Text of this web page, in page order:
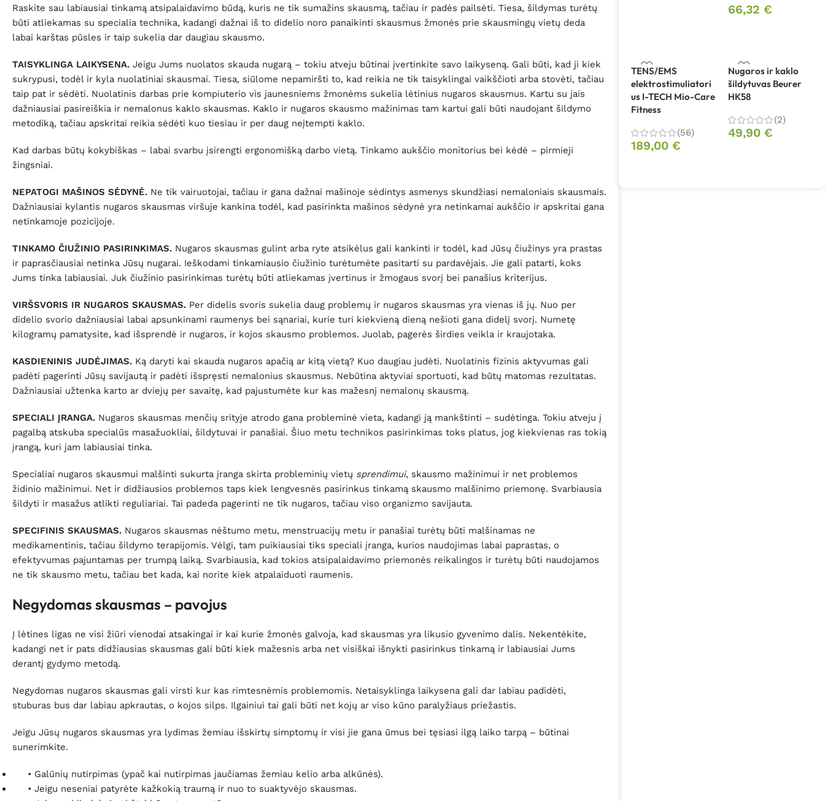
Raskite sau labiausiai tinkamą atsipalaidavimo būdą, kuris ne tik sumažins skausmą, tačiau ir padės pailsėti. Tiesa, šildymas turėtų
būti atliekamas su specialia technika, kadangi dažnai iš to didelio noro panaikinti skausmus žmonės prie skausmingų vietų deda
labai karštas pūsles ir taip sukelia dar daugiau skausmo.
TAISYKLINGA LAIKYSENA. Jeigu Jums nuolatos skauda nugarą – tokiu atveju būtinai įvertinkite savo laikyseną. Gali būti, kad ji kiek
sukrypusi, todėl ir kyla nuolatiniai skausmai. Tiesa, siūlome nepamiršti to, kad reikia ne tik taisyklingai vaikščioti arba stovėti, tačiau
taip pat ir sėdėti. Nuolatinis darbas prie kompiuterio vis jaunesniems žmonėms sukelia lėtinius nugaros skausmus. Kartu su jais
dažniausiai pasireiškia ir nemalonus kaklo skausmas. Kaklo ir nugaros skausmo mažinimas tam kartui gali būti naudojant šildymo
metodiką, tačiau apskritai reikia sėdėti kuo tiesiau ir per daug neįtempti kaklo.
Kad darbas būtų kokybiškas – labai svarbu įsirengti ergonomišką darbo vietą. Tinkamo aukščio monitorius bei kėdė – pirmieji
žingsniai.
NEPATOGI MAŠINOS SĖDYNĖ. Ne tik vairuotojai, tačiau ir gana dažnai mašinoje sėdintys asmenys skundžiasi nemaloniais skausmais.
Dažniausiai kylantis nugaros skausmas viršuje kankina todėl, kad pasirinkta mašinos sėdynė yra netinkamai aukščio ir apskritai gana
netinkamoje pozicijoje.
TINKAMO ČIUŽINIO PASIRINKIMAS. Nugaros skausmas gulint arba ryte atsikėlus gali kankinti ir todėl, kad Jūsų čiužinys yra prastas
ir paprasčiausiai netinka Jūsų nugarai. Ieškodami tinkamiausio čiužinio turėtumėte pasitarti su pardavėjais. Jie gali patarti, koks
Jums tinka labiausiai. Juk čiužinio pasirinkimas turėtų būti atliekamas įvertinus ir žmogaus svorį bei panašius kriterijus.
VIRŠSVORIS IR NUGAROS SKAUSMAS. Per didelis svoris sukelia daug problemų ir nugaros skausmas yra vienas iš jų. Nuo per
didelio svorio dažniausiai labai apsunkinami raumenys bei sąnariai, kurie turi kiekvieną dieną nešioti gana didelį svorį. Numetę
kilogramų pamatysite, kad išsprendė ir nugaros, ir kojos skausmo problemos. Juolab, pagerės širdies veikla ir kraujotaka.
KASDIENINIS JUDĖJIMAS. Ką daryti kai skauda nugaros apačią ar kitą vietą? Kuo daugiau judėti. Nuolatinis fizinis aktyvumas gali
padėti pagerinti Jūsų savijautą ir padėti išspręsti nemalonius skausmus. Nebūtina aktyviai sportuoti, kad būtų matomas rezultatas.
Dažniausiai užtenka karto ar dviejų per savaitę, kad pajustumėte kur kas mažesnį nemalonų skausmą.
SPECIALI ĮRANGA. Nugaros skausmas menčių srityje atrodo gana probleminė vieta, kadangi ją mankštinti – sudėtinga. Tokiu atveju į
pagalbą atskuba specialūs masažuokliai, šildytuvai ir panašiai. Šiuo metu technikos pasirinkimas toks platus, jog kiekvienas ras tokią
įrangą, kuri jam labiausiai tinka.
Specialiai nugaros skausmui malšinti sukurta įranga skirta probleminių vietų sprendimui, skausmo mažinimui ir net problemos
židinio mažinimui. Net ir didžiausios problemos taps kiek lengvesnės pasirinkus tinkamą skausmo malšinimo priemonę. Svarbiausia
šildyti ir masažus atlikti reguliariai. Tai padeda pagerinti ne tik nugaros, tačiau viso organizmo savijauta.
SPECIFINIS SKAUSMAS. Nugaros skausmas nėštumo metu, menstruacijų metu ir panašiai turėtų būti malšinamas ne
medikamentinis, tačiau šildymo terapijomis. Vėlgi, tam puikiausiai tiks speciali įranga, kurios naudojimas labai paprastas, o
efektyvumas pajuntamas per trumpą laiką. Svarbiausia, kad tokios atsipalaidavimo priemonės reikalingos ir turėtų būti naudojamos
ne tik skausmo metu, tačiau bet kada, kai norite kiek atpalaiduoti raumenis.
Negydomas skausmas – pavojus
Į lėtines ligas ne visi žiūri vienodai atsakingai ir kai kurie žmonės galvoja, kad skausmas yra likusio gyvenimo dalis. Nekentėkite,
kadangi net ir pats didžiausias skausmas gali būti kiek mažesnis arba net visiškai išnykti pasirinkus tinkamą ir labiausiai Jums
derantį gydymo metodą.
Negydomas nugaros skausmas gali virsti kur kas rimtesnėmis problemomis. Netaisyklinga laikysena gali dar labiau padidėti,
stuburas bus dar labiau apkrautas, o kojos silps. Ilgainiui tai gali būti net kojų ar viso kūno paralyžiaus priežastis.
Jeigu Jūsų nugaros skausmas yra lydimas žemiau išskirtų simptomų ir visi jie gana ūmus bei tęsiasi ilgą laiko tarpą – būtinai
sunerimkite.
• Galūnių nutirpimas (ypač kai nutirpimas jaučiamas žemiau kelio arba alkūnės).
• Jeigu neseniai patyrėte kažkokią traumą ir nuo to suaktyvėjo skausmas.
66,32 €
TENS/EMS
elektrostimuliatori
us I-TECH Mio-Care
Fitness
(56)
189,00 €
Nugaros ir kaklo
šildytuvas Beurer
HK58
(2)
49,90 €